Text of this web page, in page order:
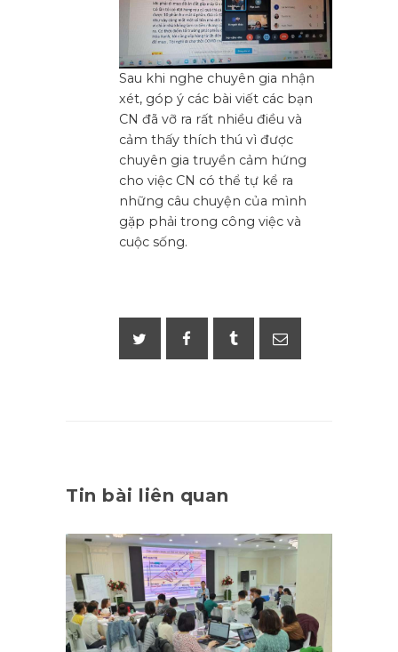
Sau khi nghe chuyên gia nhận
xét, góp ý các bài viết các bạn
CN đã vỡ ra rất nhiều điều và
cảm thấy thích thú vì được
chuyên gia truyền cảm hứng
cho việc CN có thể tự kể ra
những câu chuyện của mình
gặp phải trong công việc và
cuộc sống.
Tin bài liên quan